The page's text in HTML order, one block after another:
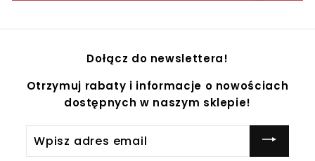
Dołącz do newslettera!
Otrzymuj rabaty i informacje o nowościach
dostępnych w naszym sklepie!
adres